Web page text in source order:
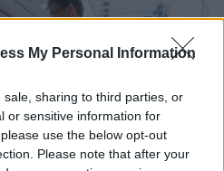
My Personal Information
sharing to third parties, or
or sensitive information for
use the below opt-out
Please note that after your